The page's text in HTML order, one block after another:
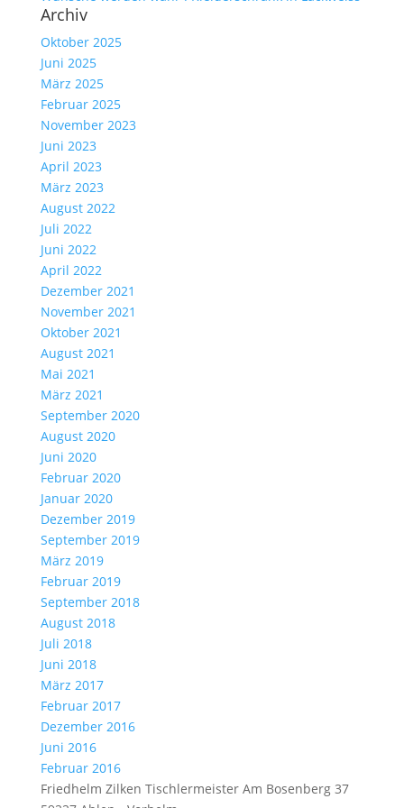
Archiv
Oktober 2025
Juni 2025
März 2025
Februar 2025
November 2023
Juni 2023
April 2023
März 2023
August 2022
Juli 2022
Juni 2022
April 2022
Dezember 2021
November 2021
Oktober 2021
August 2021
Mai 2021
März 2021
September 2020
August 2020
Juni 2020
Februar 2020
Januar 2020
Dezember 2019
September 2019
März 2019
Februar 2019
September 2018
August 2018
Juli 2018
Juni 2018
März 2017
Februar 2017
Dezember 2016
Juni 2016
Februar 2016
Friedhelm Zilken Tischlermeister Am Bosenberg 37